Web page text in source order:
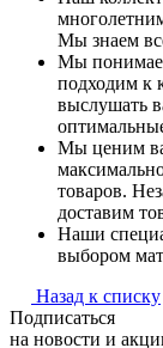
Мы знаем
Мы
подходим к
выслушать
Мы ценим
товаров.
доставим
Наши
выбором
Назад к списку
Подписаться
на новости и